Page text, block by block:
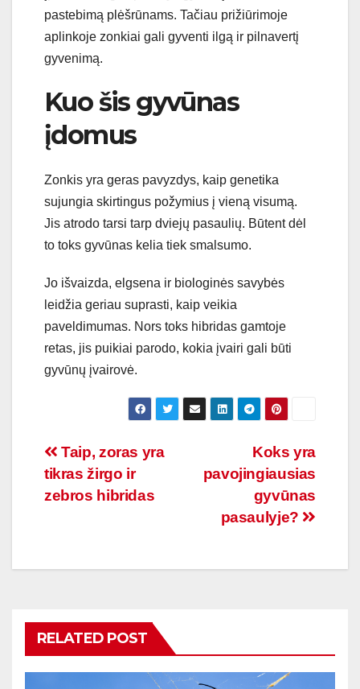
pastebimą plėšrūnams. Tačiau prižiūrimoje
aplinkoje zonkiai gali gyventi ilgą ir pilnavertį
gyvenimą.
Kuo šis gyvūnas
įdomus
Zonkis yra geras pavyzdys, kaip genetika
sujungia skirtingus požymius į vieną visumą.
Jis atrodo tarsi tarp dviejų pasaulių. Būtent dėl
to toks gyvūnas kelia tiek smalsumo.
Jo išvaizda, elgsena ir biologinės savybės
leidžia geriau suprasti, kaip veikia
paveldimumas. Nors toks hibridas gamtoje
retas, jis puikiai parodo, kokia įvairi gali būti
gyvūnų įvairovė.
Navigacija
tarp
Koks yra
pavojingiausias
gyvūnas
pasaulyje?
Taip, zoras yra
tikras žirgo ir
zebros hibridas
RELATED POST